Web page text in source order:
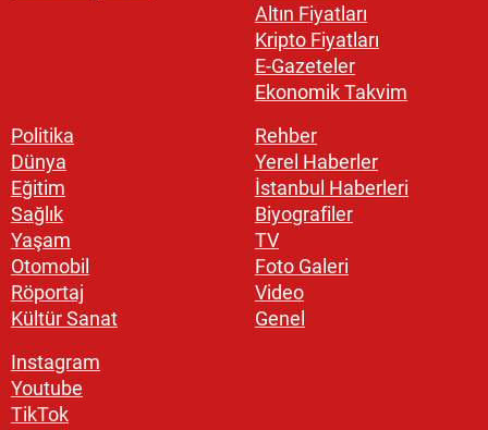
Altın Fiyatları
Kripto Fiyatları
E-Gazeteler
Ekonomik Takvim
Politika
Dünya
Eğitim
Sağlık
Yaşam
Otomobil
Röportaj
Kültür Sanat
Rehber
Yerel Haberler
İstanbul Haberleri
Biyografiler
TV
Foto Galeri
Video
Genel
Instagram
Youtube
TikTok